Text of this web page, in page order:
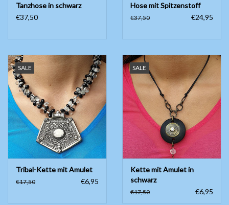
Tanzhose in schwarz
€37,50
Hose mit Spitzenstoff
€37,50 €24,95
SALE
Tribal-Kette mit Amulet
€17,50 €6,95
SALE
Kette mit Amulet in
schwarz
€17,50 €6,95